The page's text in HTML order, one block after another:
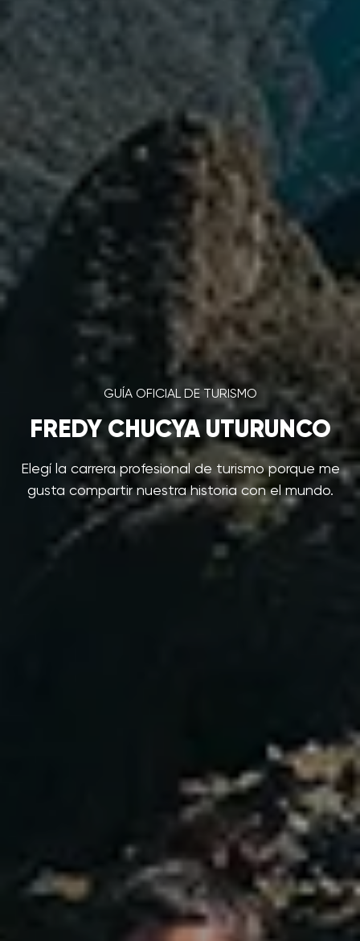
GUÍA OFICIAL DE TURISMO
FREDY CHUCYA UTURUNCO
Elegí la carrera profesional de turismo porque me
gusta compartir nuestra historia con el mundo.